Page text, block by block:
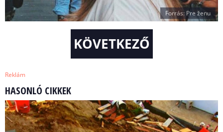
Forrás: Pre ženu
KÖVETKEZŐ
Reklám
HASONLÓ CIKKEK